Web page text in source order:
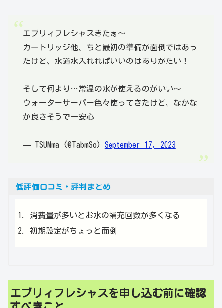
エブリィフレシャスきたぁ〜
カートリッジ他、ちと最初の準備が面倒ではあっ
たけど、水道水入れればいいのはありがたい！
そして何より…常温の水が使えるのがいい〜
ウォーターサーバー色々使ってきたけど、なかな
か良さそうで一安心
— TSUMma (@TabmSo) September 17, 2023
低評価口コミ・評判まとめ
消費量が多いとお水の補充回数が多くなる
初期設定がちょっと面倒
エブリィフレシャスを申し込む前に確認